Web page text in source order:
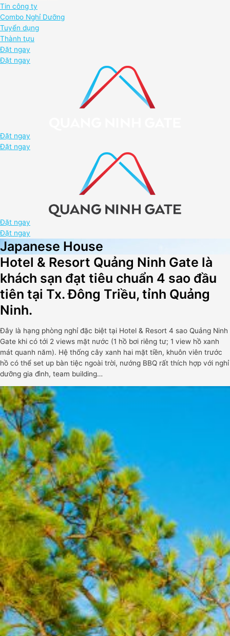
Tin công ty
Combo Nghỉ Dưỡng
Tuyển dụng
Thành tựu
Đặt ngay
Đặt ngay
Đặt ngay
Đặt ngay
Đặt ngay
Đặt ngay
Japanese House
Hotel & Resort Quảng Ninh Gate là
khách sạn đạt tiêu chuẩn 4 sao đầu
tiên tại Tx. Đông Triều, tỉnh Quảng
Ninh.
Đây là hạng phòng nghỉ đặc biệt tại Hotel & Resort 4 sao Quảng Ninh
Gate khi có tới 2 views mặt nước (1 hồ bơi riêng tư; 1 view hồ xanh
mát quanh năm). Hệ thống cây xanh hai mặt tiền, khuôn viên trước
hồ có thể set up bàn tiệc ngoài trời, nướng BBQ rất thích hợp với nghỉ
dưỡng gia đình, team building…